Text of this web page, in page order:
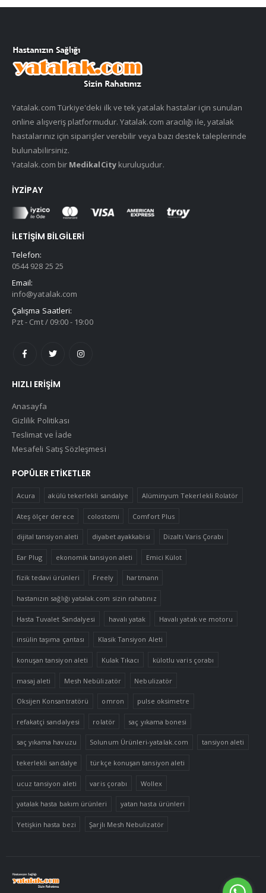
Yatalak.com Türkiye'deki ilk ve tek yatalak hastalar için sunulan
online alışveriş platformudur. Yatalak.com aracılığı ile, yatalak
hastalarınız için siparişler verebilir veya bazı destek taleplerinde
bulunabilirsiniz.
Yatalak.com bir MedikalCitykuruluşudur.
İYZIPAY
İLETIŞIM BILGILERI
Telefon:
0544 928 25 25
Email:
info@yatalak.com
Çalışma Saatleri:
Pzt - Cmt / 09:00 - 19:00
HIZLI ERIŞIM
Anasayfa
Gizlilik Politikası
Teslimat ve İade
Mesafeli Satış Sözleşmesi
POPÜLER ETIKETLER
Acura akülü tekerlekli sandalye Alüminyum Tekerlekli Rolatör
Ateş ölçer derece colostomi Comfort Plus
dijital tansiyon aleti diyabet ayakkabisi Dizaltı Varis Çorabı
Ear Plug ekonomik tansiyon aleti Emici Külot
fizik tedavi ürünleri Freely hartmann
hastanızın sağlığı yatalak.com sizin rahatınız
Hasta Tuvalet Sandalyesi havalı yatak Havalı yatak ve motoru
insülin taşıma çantası Klasik Tansiyon Aleti
konuşan tansiyon aleti Kulak Tıkacı külotlu varis çorabı
masaj aleti Mesh Nebülizatör Nebulizatör
Oksijen Konsantratörü omron pulse oksimetre
refakatçi sandalyesi rolatör saç yıkama bonesi
saç yıkama havuzu Solunum Ürünleri-yatalak.com tansiyon aleti
tekerlekli sandalye türkçe konuşan tansiyon aleti
ucuz tansiyon aleti varis çorabı Wollex
yatalak hasta bakım ürünleri yatan hasta ürünleri
Yetişkin hasta bezi Şarjlı Mesh Nebulizatör